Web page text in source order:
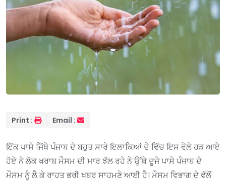
Print : Email :
ਇੱਕ ਪਾਸੇ ਜਿੱਥੇ ਪੰਜਾਬ ਦੇ ਬਹੁਤ ਸਾਰੇ ਇਲਾਕਿਆਂ ਦੇ ਵਿੱਚ ਇਸ ਵੇਲੇ ਹੜ ਆਏ
ਹੋਏ ਨੇ ਲੋਕ ਖਰਾਬ ਮੌਸਮ ਦੀ ਮਾਰ ਝੱਲ ਰਹੇ ਨੇ ਉੱਥੇ ਦੂਜੇ ਪਾਸੇ ਪੰਜਾਬ ਦੇ
ਮੌਸਮ ਨੂੰ ਲੈ ਕੇ ਰਾਹਤ ਭਰੀ ਖਬਰ ਸਾਹਮਣੇ ਆਈ ਹੈ। ਮੌਸਮ ਵਿਭਾਗ ਦੇ ਵੱਲੋਂ